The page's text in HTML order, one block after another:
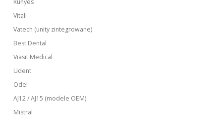
Runyes
Vitali
Vatech (unity zintegrowane)
Best Dental
Viasit Medical
Udent
Odel
AJ12 / AJ15 (modele OEM)
Mistral